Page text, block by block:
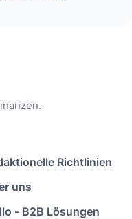
Richtlinien
uns
- B2B Lösungen